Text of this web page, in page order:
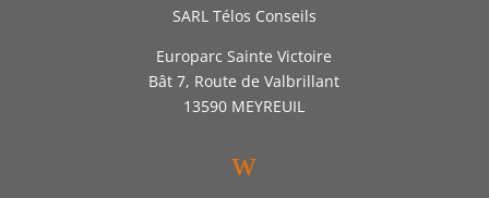
SARL Télos Conseils
Europarc Sainte Victoire
Bât 7, Route de Valbrillant
13590 MEYREUIL
w